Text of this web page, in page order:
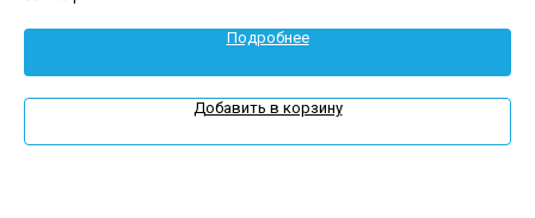
Подробнее
Добавить в корзину